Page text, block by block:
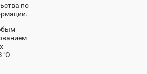
по
"О